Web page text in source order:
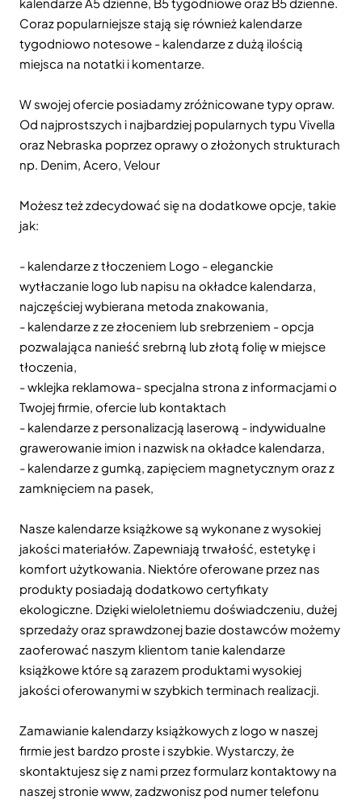
Coraz popularniejsze stają się również kalendarze
tygodniowo notesowe - kalendarze z dużą ilością
miejsca na notatki i komentarze.
W swojej ofercie posiadamy zróżnicowane typy opraw.
Od najprostszych i najbardziej popularnych typu Vivella
oraz Nebraska poprzez oprawy o złożonych strukturach
np. Denim, Acero, Velour
Możesz też zdecydować się na dodatkowe opcje, takie
jak:
- kalendarze z tłoczeniem Logo - eleganckie
wytłaczanie logo lub napisu na okładce kalendarza,
najczęściej wybierana metoda znakowania,
- kalendarze z ze złoceniem lub srebrzeniem - opcja
pozwalająca nanieść srebrną lub złotą folię w miejsce
tłoczenia,
- wklejka reklamowa- specjalna strona z informacjami o
Twojej firmie, ofercie lub kontaktach
- kalendarze z personalizacją laserową - indywidualne
grawerowanie imion i nazwisk na okładce kalendarza,
- kalendarze z gumką, zapięciem magnetycznym oraz z
zamknięciem na pasek,
Nasze kalendarze książkowe są wykonane z wysokiej
jakości materiałów. Zapewniają trwałość, estetykę i
komfort użytkowania. Niektóre oferowane przez nas
produkty posiadają dodatkowo certyfikaty
ekologiczne. Dzięki wieloletniemu doświadczeniu, dużej
sprzedaży oraz sprawdzonej bazie dostawców możemy
zaoferować naszym klientom tanie kalendarze
książkowe które są zarazem produktami wysokiej
jakości oferowanymi w szybkich terminach realizacji.
Zamawianie kalendarzy książkowych z logo w naszej
firmie jest bardzo proste i szybkie. Wystarczy, że
skontaktujesz się z nami przez formularz kontaktowy na
naszej stronie www, zadzwonisz pod numer telefonu